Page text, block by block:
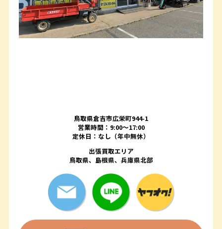
鳥取県倉吉市広栄町944-1
営業時間：9:00～17:00
定休日：なし（年中無休）
出張買取エリア
鳥取県、島根県、兵庫県北部